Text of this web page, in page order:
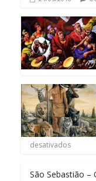
desativados
São Sebastião –